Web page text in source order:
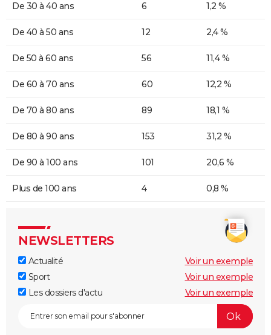
De 30 à 40 ans 6 1,2 %
De 40 à 50 ans 12 2,4 %
De 50 à 60 ans 56 11,4 %
De 60 à 70 ans 60 12,2 %
De 70 à 80 ans 89 18,1 %
De 80 à 90 ans 153 31,2 %
De 90 à 100 ans 101 20,6 %
Plus de 100 ans 4 0,8 %
NEWSLETTERS
Actualité
Voir un exemple
Sport
Voir un exemple
Les dossiers d'actu
Voir un exemple